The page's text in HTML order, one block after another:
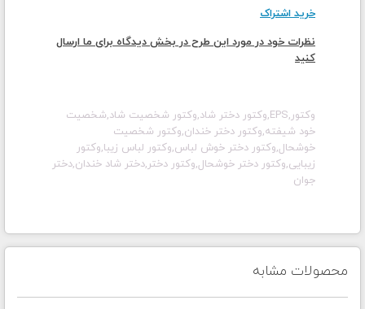
خرید اشتراک
نظرات خود در مورد این طرح در بخش دیدگاه برای ما ارسال
کنید
وکتور,EPS,وکتور دختر شاد,وکتور شخصیت شاد,شخصیت
خود شیفته,وکتور دختر خندان,وکتور شخصیت
خوشحال,وکتور دختر خوش لباس,وکتور لباس زیبا,وکتور
زیبایی,وکتور دختر خوشحال,وکتور دختر,دختر شاد خندان,دختر
جوان
محصولات مشابه